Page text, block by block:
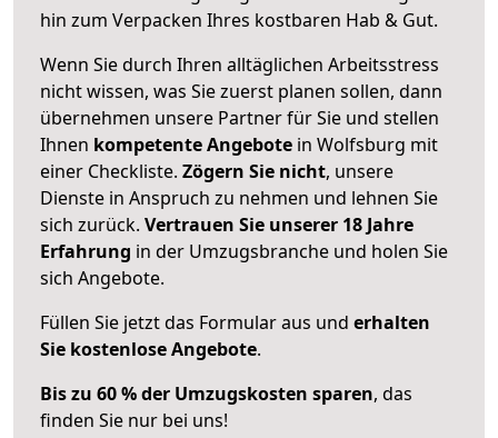
hin zum Verpacken Ihres kostbaren Hab & Gut.
Wenn Sie durch Ihren alltäglichen Arbeitsstress
nicht wissen, was Sie zuerst planen sollen, dann
übernehmen unsere Partner für Sie und stellen
Ihnen kompetente Angebote in Wolfsburg mit
einer Checkliste. Zögern Sie nicht, unsere
Dienste in Anspruch zu nehmen und lehnen Sie
sich zurück. Vertrauen Sie unserer 18 Jahre
Erfahrung in der Umzugsbranche und holen Sie
sich Angebote.
Füllen Sie jetzt das Formular aus und erhalten
Sie kostenlose Angebote.
Bis zu 60 % der Umzugskosten sparen, das
finden Sie nur bei uns!